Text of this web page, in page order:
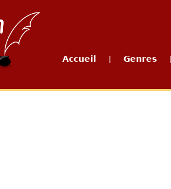
Accueil Genres